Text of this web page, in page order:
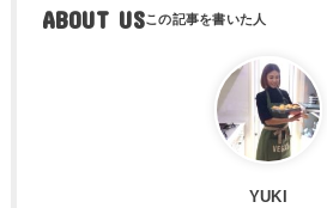
ABOUT US
YUKI